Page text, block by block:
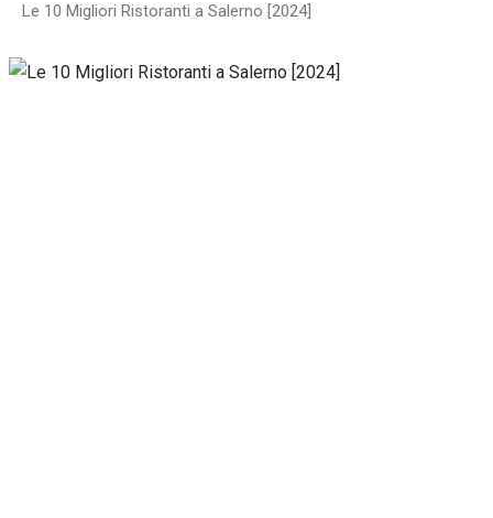
Le 10 Migliori Ristoranti a Salerno [2024]